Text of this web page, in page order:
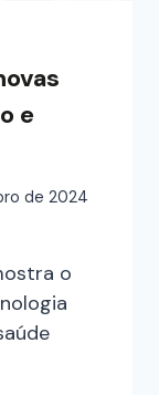
e
de 2024
o